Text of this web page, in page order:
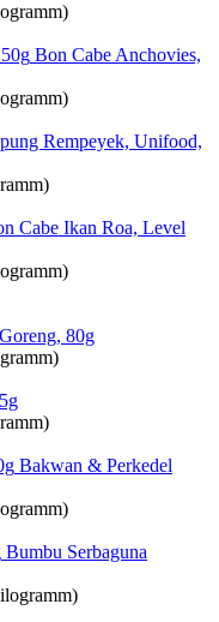
Bon Cabe Anchovies,
Rempeyek, Unifood,
Cabe Ikan Roa, Level
80g
Bakwan & Perkedel
Bumbu Serbaguna